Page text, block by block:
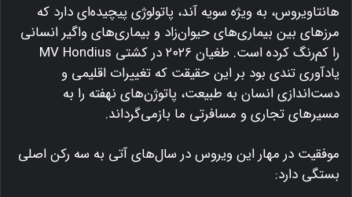
هانتاویروس، به ویژه سویه آند، پاتولوژی پیچیده‌ای دارد که
مرزهای بین بیماری‌های حیوان‌زاد و بیماری‌های واگیر انسانی
را کم‌رنگ کرده است. طغیان ۲۰۲۶ در کشتی MV Hondius
یادآوری تندی بود بر این حقیقت که تغییرات اقلیمی و
دست‌اندازی انسان به طبیعت، پاتوژن‌های نهفته را به
مسیرهای تجاری و مسافرتی ما بازمی‌گرداند.
موفقیت در مهار این ویروس در سال‌های آتی به سه رکن اصلی
بستگی دارد: